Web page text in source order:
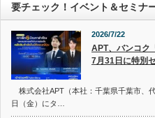
要チェック！イベント＆セミナ
2026/7/22
APT、バンコク
7月31日に特別
株式会社APT（本社：千葉県千葉市、
日（金）にタ…